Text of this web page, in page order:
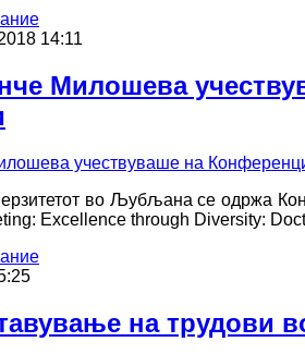
14:11
Милошева
во Љубљана се одржа
Excellence through Diversity:
на трудови